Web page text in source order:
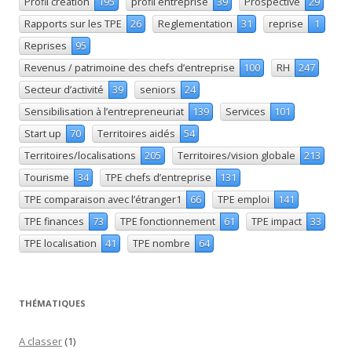
Rapports sur les TPE
26 Reglementation 31 reprise
1
Reprises
95
Revenus / patrimoine des chefs d’entreprise
100 RH
247
Secteur d’activité
39 seniors
24
Sensibilisation à l’entrepreneuriat
139 Services
101
Start up
70 Territoires aidés
54
Territoires/localisations
205 Territoires/vision globale
213
Tourisme
34 TPE chefs d’entreprise
131
TPE comparaison avec l’étranger1
66 TPE emploi
141
TPE finances
73 TPE fonctionnement 61 TPE impact
33
TPE localisation
41 TPE nombre 64
THÉMATIQUES
A classer (1)